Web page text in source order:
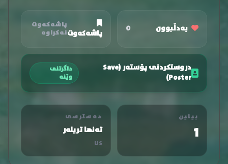
بەدڵبوون 0 پاشەکەوت
پاشەکەوت
نەکراوە
دروستکردنی پۆستەر (Save
Poster)
داگرتنی
وێنە
بینین
1
دەسترسی
تەنها تریلەر
US